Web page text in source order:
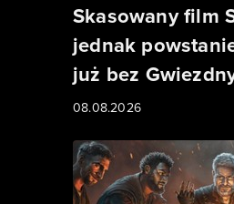
Skasowany film
jednak
już bez
08.08.2026